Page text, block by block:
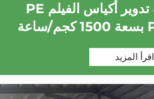
خط غسيل إعادة تدوير أكياس الفيلم PE
اقرأ المزيد